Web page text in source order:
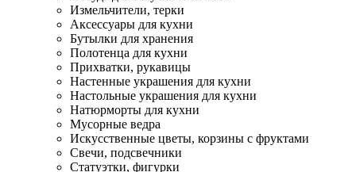
Измельчители, терки
Аксессуары для кухни
Бутылки для хранения
Полотенца для кухни
Прихватки, рукавицы
Настенные украшения для кухни
Настольные украшения для кухни
Натюрморты для кухни
Мусорные ведра
Искусственные цветы, корзины с фруктами
Свечи, подсвечники
Статуэтки, фигурки